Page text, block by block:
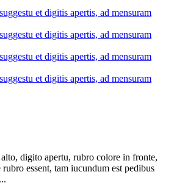
digito apertu, rubro colore in fronte,
essent, tam iucundum est pedibus